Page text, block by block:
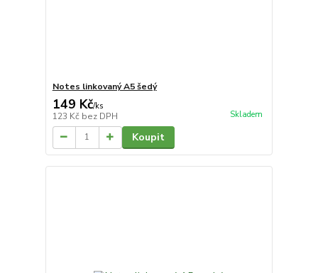
Notes linkovaný A5 šedý
149 Kč/ks
123 Kč bez DPH Skladem
Koupit